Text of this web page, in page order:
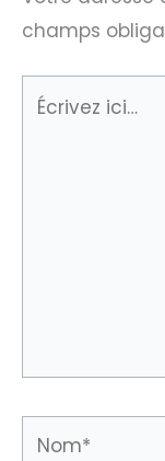
champs
Écrivez
Nom*